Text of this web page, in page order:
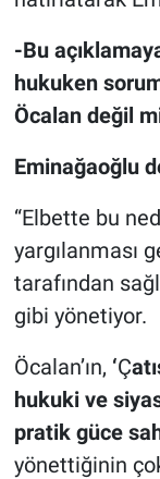
-Bu
hukuken
Öcalan değil
Eminağaoğlu
“Elbette bu
yargılanması
tarafından
gibi yönetiyor.
Öcalan’ın, ‘Ç
hukuki ve
pratik güce
yönettiğinin